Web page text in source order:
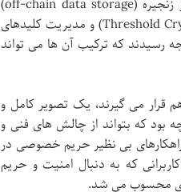
نشأت می گرفت. کیپ نتورک در زمینه ذخیره سازی داده های خصوصی خارج از زنجیره (off-chain data storage)
تخصص داشت، در حالی که NuCypher در حوزه رمزنگاری با آستانه (Threshold Cryptography) و مدیریت کلیدهای
که ترکیب آن ها می تواند
قرار می گیرند، یک تصویر کامل و
بود که بتواند از چالش های فنی و
راهکارهای بی نظیر حریم خصوصی در
که به دنبال امنیت و حریم
محسوب می شد.